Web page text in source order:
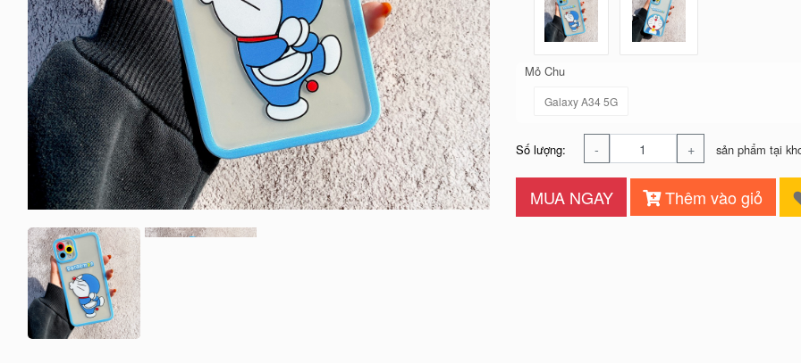
Mỏ Chu
Galaxy A34 5G
Số lượng: - + sản phẩm tại
MUA NGAY Thêm vào giỏ